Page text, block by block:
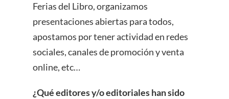
Ferias del Libro, organizamos
presentaciones abiertas para todos,
apostamos por tener actividad en redes
sociales, canales de promoción y venta
online, etc…
¿Qué editores y/o editoriales han sido